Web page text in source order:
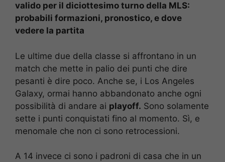
valido per il diciottesimo turno della MLS:
probabili formazioni, pronostico, e dove
vedere la partita
Le ultime due della classe si affrontano in un
match che mette in palio dei punti che dire
pesanti è dire poco. Anche se, i Los Angeles
Galaxy, ormai hanno abbandonato anche ogni
possibilità di andare ai playoff. Sono solamente
sette i punti conquistati fino al momento. Sì, e
menomale che non ci sono retrocessioni.
A 14 invece ci sono i padroni di casa che in un